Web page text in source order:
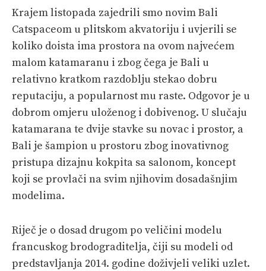
SHOP
Krajem listopada zajedrili smo novim Bali
Catspaceom u plitskom akvatoriju i uvjerili se
koliko doista ima prostora na ovom najvećem
malom katamaranu i zbog čega je Bali u
relativno kratkom razdoblju stekao dobru
reputaciju, a popularnost mu raste. Odgovor je u
dobrom omjeru uloženog i dobivenog. U slučaju
katamarana te dvije stavke su novac i prostor, a
Bali je šampion u prostoru zbog inovativnog
pristupa dizajnu kokpita sa salonom, koncept
koji se provlači na svim njihovim dosadašnjim
modelima.
Riječ je o dosad drugom po veličini modelu
francuskog brodograditelja, čiji su modeli od
predstavljanja 2014. godine doživjeli veliki uzlet.